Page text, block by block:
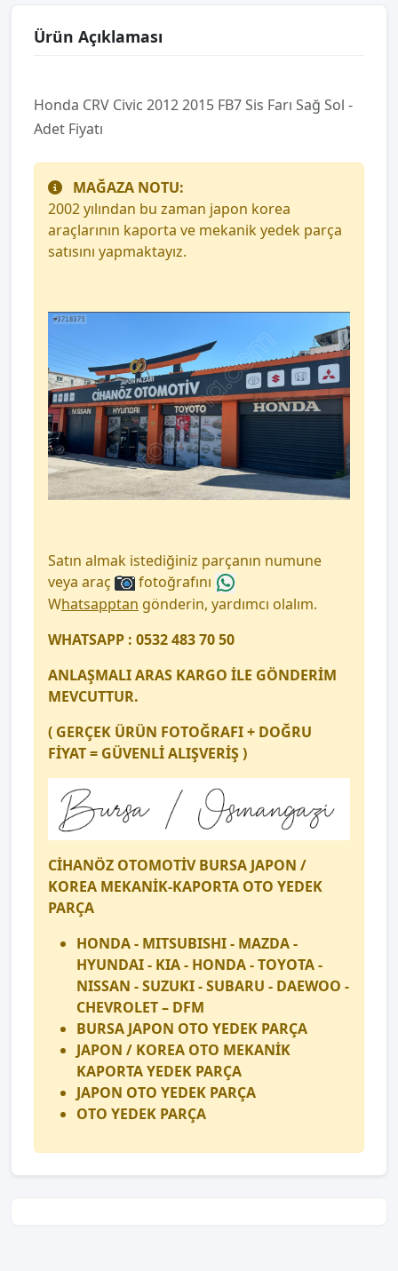
Ürün Açıklaması
Honda CRV Civic 2012 2015 FB7 Sis Farı Sağ Sol -
Adet Fiyatı
MAĞAZA NOTU:
2002 yılından bu zaman japon korea
araçlarının kaporta ve mekanik yedek parça
satısını yapmaktayız.
Satın almak istediğiniz parçanın numune
veya araç
fotoğrafını
Whatsapptan gönderin, yardımcı olalım.
WHATSAPP : 0532 483 70 50
ANLAŞMALI ARAS KARGO İLE GÖNDERİM
MEVCUTTUR.
( GERÇEK ÜRÜN FOTOĞRAFI + DOĞRU
FİYAT = GÜVENLİ ALIŞVERİŞ )
CİHANÖZ OTOMOTİV BURSA JAPON /
KOREA MEKANİK-KAPORTA OTO YEDEK
PARÇA
HONDA - MITSUBISHI - MAZDA -
HYUNDAI - KIA - HONDA - TOYOTA -
NISSAN - SUZUKI - SUBARU - DAEWOO -
CHEVROLET – DFM
BURSA JAPON OTO YEDEK PARÇA
JAPON / KOREA OTO MEKANİK
KAPORTA YEDEK PARÇA
JAPON OTO YEDEK PARÇA
OTO YEDEK PARÇA